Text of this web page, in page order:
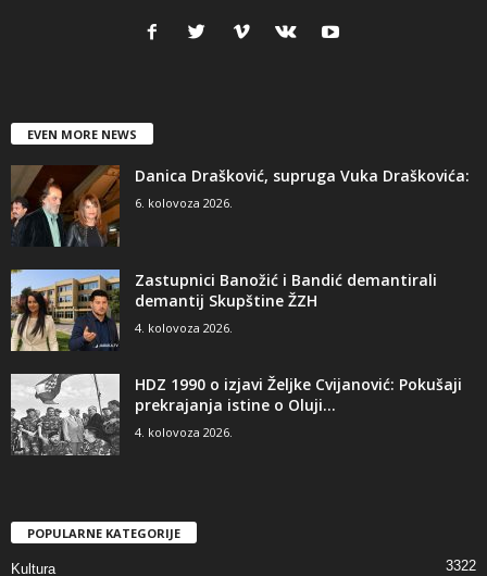
EVEN MORE NEWS
Danica Drašković, supruga Vuka Draškovića:
6. kolovoza 2026.
Zastupnici Banožić i Bandić demantirali
demantij Skupštine ŽZH
4. kolovoza 2026.
HDZ 1990 o izjavi Željke Cvijanović: Pokušaji
prekrajanja istine o Oluji...
4. kolovoza 2026.
POPULARNE KATEGORIJE
Kultura 3322